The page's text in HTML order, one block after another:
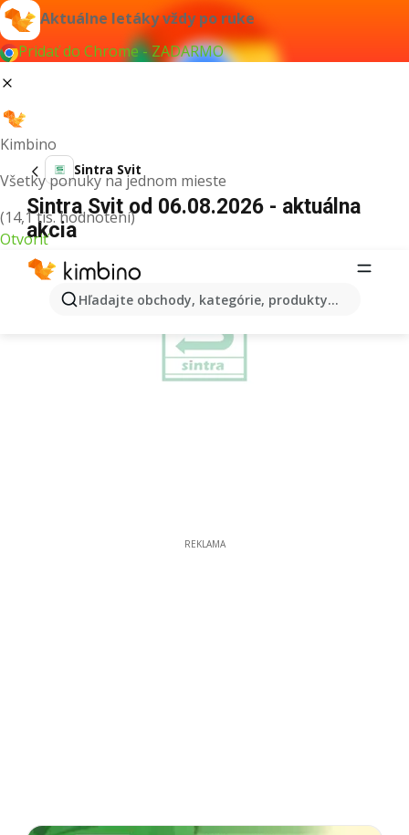
Aktuálne letáky vždy po ruke
Pridať do Chrome - ZADARMO
Kimbino
Všetky ponuky na jednom mieste
(14,1 tis. hodnotení)
Otvoriť
Hľadajte obchody, kategórie, produkty...
Sintra Svit
Sintra Svit od 06.08.2026 - aktuálna
akcia
REKLAMA